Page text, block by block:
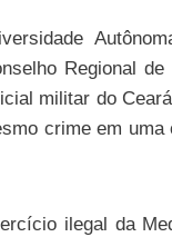
Regional de
militar do
crime em uma
ilegal da